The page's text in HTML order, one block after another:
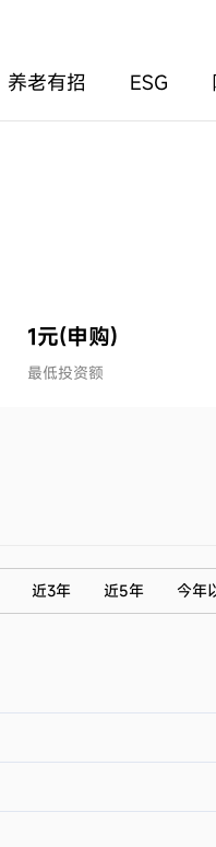
养老有招 ESG
1元(申购)
最低投资额
近3年 近5年 今年